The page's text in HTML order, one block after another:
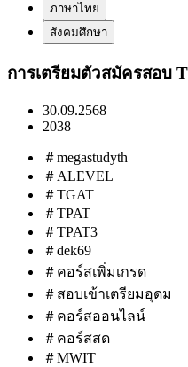
ภาษาไทย
สังคมศึกษา
การเตรียมตัวสมัครสอบ
30.09.2568
2038
＃megastudyth
＃ALEVEL
＃TGAT
＃TPAT
＃TPAT3
＃dek69
＃คอร์สเพิ่มเกรด
＃สอบเข้าเตรียมอุดม
＃คอร์สออนไลน์
＃คอร์สสด
＃MWIT